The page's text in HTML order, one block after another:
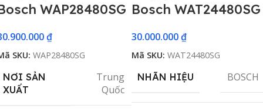
WAP28480SG
₫
SKU: WAP28480SG
NƠI SẢN
XUẤT
Trung
Quốc
Bosch WAT24480SG
30.000.000₫
Mã SKU: WAT24480SG
NHÃN HIỆU BOSCH